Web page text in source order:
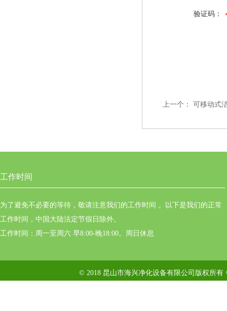
验证码：
上一个： 可移动式
工作时间
为了避免不必要的等待，敬请注意我们的工作时间 。以下是我们的正常
工作时间，中国大陆法定节假日除外。
工作时间：周一至周六 早8:00-晚18:00。周日休息
© 2018 昆山市海兴净化设备有限公司版权所有